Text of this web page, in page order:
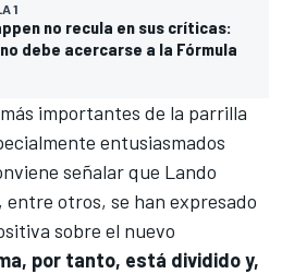
1
no recula en sus críticas:
no debe acercarse a la Fórmula
importantes de la parrilla
entusiasmados
señalar que Lando
, entre otros, se han expresado
sobre el nuevo
por tanto, está dividido y,